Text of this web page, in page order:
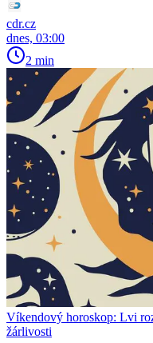
cdr.cz
dnes, 03:00
2 min
Víkendový horoskop: Lvi
žárlivosti